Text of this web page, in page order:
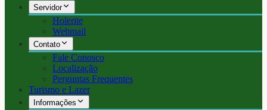
Servidor
Holerite
Webmail
Contato
Fale Conosco
Localização
Perguntas Frequentes
Turismo e Lazer
Informações